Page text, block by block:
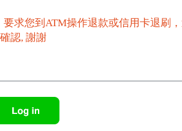
求您到ATM操作退款或信用卡退刷
認, 謝謝